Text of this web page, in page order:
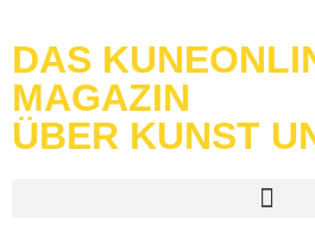
DAS
MAGAZIN
ÜBER KUNST